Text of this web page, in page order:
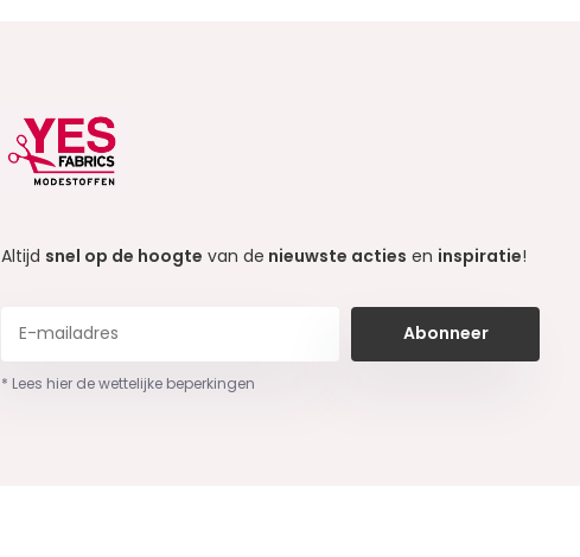
Altijd snel op de hoogte van de nieuwste acties en inspiratie!
Abonneer
* Lees hier de wettelijke beperkingen